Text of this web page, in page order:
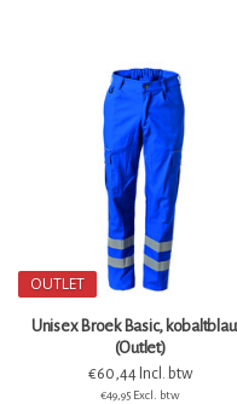
OUTLET
Unisex Broek Basic,
(Outlet)
€60,44 Incl. btw
€49,95 Excl. btw